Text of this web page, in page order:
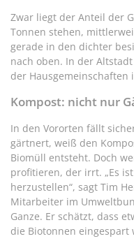
Zwar liegt der Anteil der
Tonnen stehen,
gerade in den dichter
nach oben. In der
der
Kompost: nicht nur
In den Vororten fällt
gärtnert, weiß den
Biomüll entsteht. Doch
profitieren, der irrt. „Es
herzustellen“, sagt Tim
Mitarbeiter im
Ganze. Er schätzt, dass
die Biotonnen eingespart